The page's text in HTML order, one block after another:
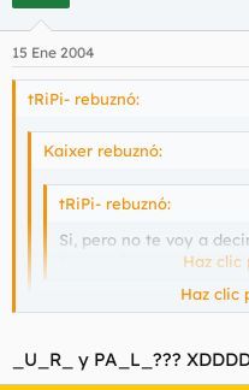
15 Ene 2004
tRiPi- rebuznó:
Kaixer rebuznó:
tRiPi- rebuznó:
Si, pero no te voy a
tienes ni una remota
Haz clic
Puede ser , puede ser...
Haz clic
_U_R_ y PA_L_???